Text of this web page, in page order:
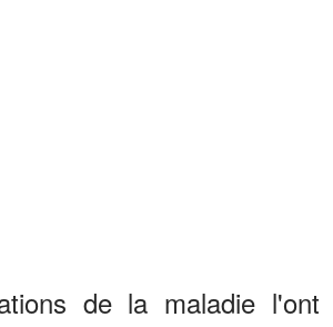
de la maladie l'ont